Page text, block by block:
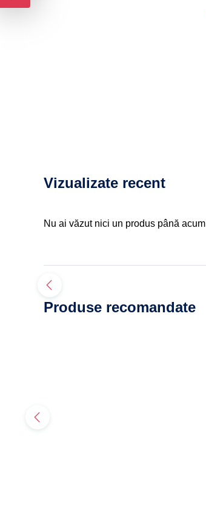
Vizualizate recent
Nu ai văzut nici un produs până acum
Produse recomandate